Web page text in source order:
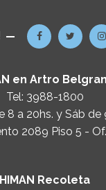
en Artro
Tel: 3988-1800
8 a 20hs. y Sáb de
2089 Piso 5 -
HIMAN Recoleta